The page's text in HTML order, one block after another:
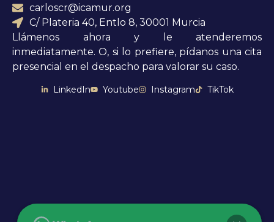
carloscr@icamur.org
C/ Plateria 40, Entlo 8, 30001 Murcia
Llámenos ahora y le atenderemos
inmediatamente. O, si lo prefiere, pídanos una cita
presencial en el despacho para valorar su caso.
LinkedIn Youtube Instagram TikTok